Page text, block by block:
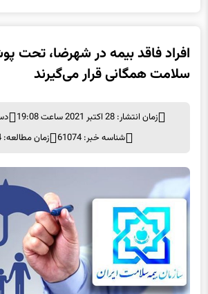
افراد فاقد بیمه در شهرضا، تحت
سلامت همگانی قرار می‌گیرند
زمان انتشار: 28 اکتبر 2021 ساعت 19:08
شناسه خبر: 61074
زمان مطالعه: 4 دقیقه